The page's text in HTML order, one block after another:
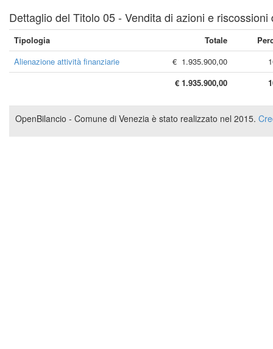
Dettaglio del Titolo 05 - Vendita di azioni e riscossioni
Tipologia Totale
Alienazione attività finanziarie
€ 1.935.900,00
€ 1.935.900,00
OpenBilancio - Comune di Venezia è stato realizzato nel 2015.